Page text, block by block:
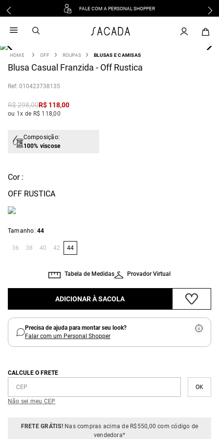
FALE COM A PERSONAL SHOPPER
OFF ROUPAS BLUSAS E CAMISAS
Blusa Casual Franzida - Off Rustica
: 010423738135
R$298,00R$ 118,00
ou 1x de R$ 118,00
Composição:
100% viscose
Cor :
OFF RUSTICA
Tamanho: 44
36 38 40 42 44
Provador Virtual
Tabela de Medidas
ADICIONAR À SACOLA
Precisa de ajuda para montar seu look?
Falar com um Personal Shopper
CALCULE O FRETE
Não sei meu CEP
FRETE GRÁTIS!Nas compras acima de R$550,00 com código de
vendedora*
vestido
3 º blusa
º tricot
º macacão
jeans
vestido curto